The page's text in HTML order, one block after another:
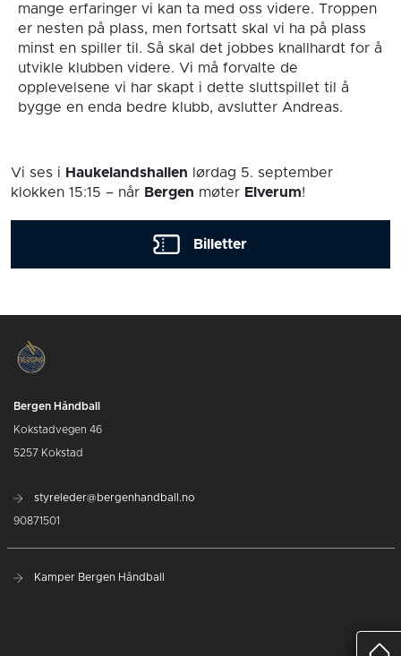
mange erfaringer vi kan ta med oss videre. Troppen
er nesten på plass, men fortsatt skal vi ha på plass
minst en spiller til. Så skal det jobbes knallhardt for å
utvikle klubben videre. Vi må forvalte de
opplevelsene vi har skapt i dette sluttspillet til å
bygge en enda bedre klubb, avslutter Andreas.
Vi ses i Haukelandshallen lørdag 5. september
klokken 15:15 – når Bergen møter Elverum!
Billetter
Bergen Håndball
Kokstadvegen 46
5257 Kokstad
styreleder@bergenhandball.no
90871501
Kamper Bergen Håndball